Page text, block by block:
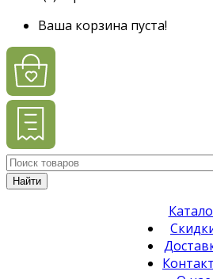
Ваша корзина пуста!
Найти